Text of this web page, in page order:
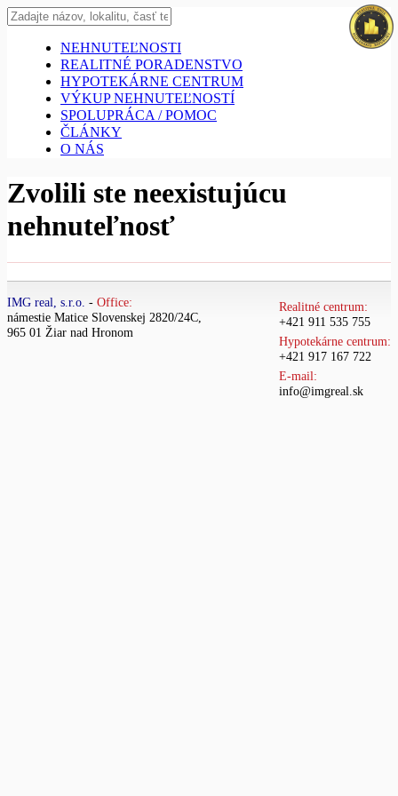
NEHNUTEĽNOSTI
REALITNÉ PORADENSTVO
HYPOTEKÁRNE CENTRUM
VÝKUP NEHNUTEĽNOSTÍ
SPOLUPRÁCA / POMOC
ČLÁNKY
O NÁS
Zvolili ste neexistujúcu
nehnuteľnosť
IMG real, s.r.o. - Office:
námestie Matice Slovenskej 2820/24C,
965 01 Žiar nad Hronom
Realitné centrum:
+421 911 535 755
Hypotekárne centrum:
+421 917 167 722
E-mail:
info@imgreal.sk